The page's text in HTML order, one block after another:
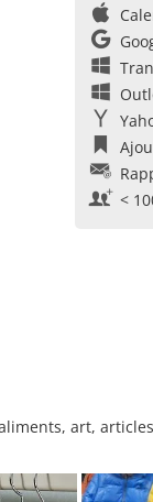
<
art,